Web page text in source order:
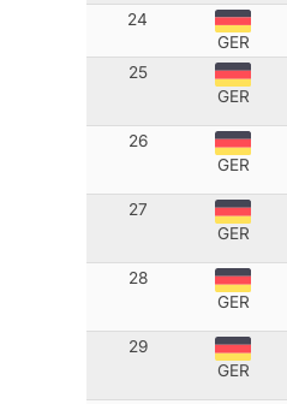
24
GER
25
GER
26
GER
27
GER
28
GER
29
GER